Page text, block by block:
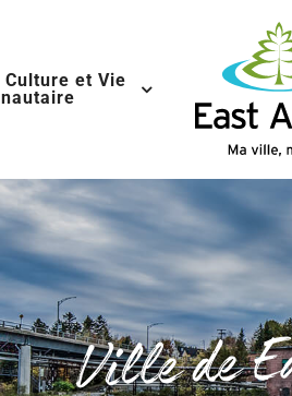
Culture et Vie
Ville de